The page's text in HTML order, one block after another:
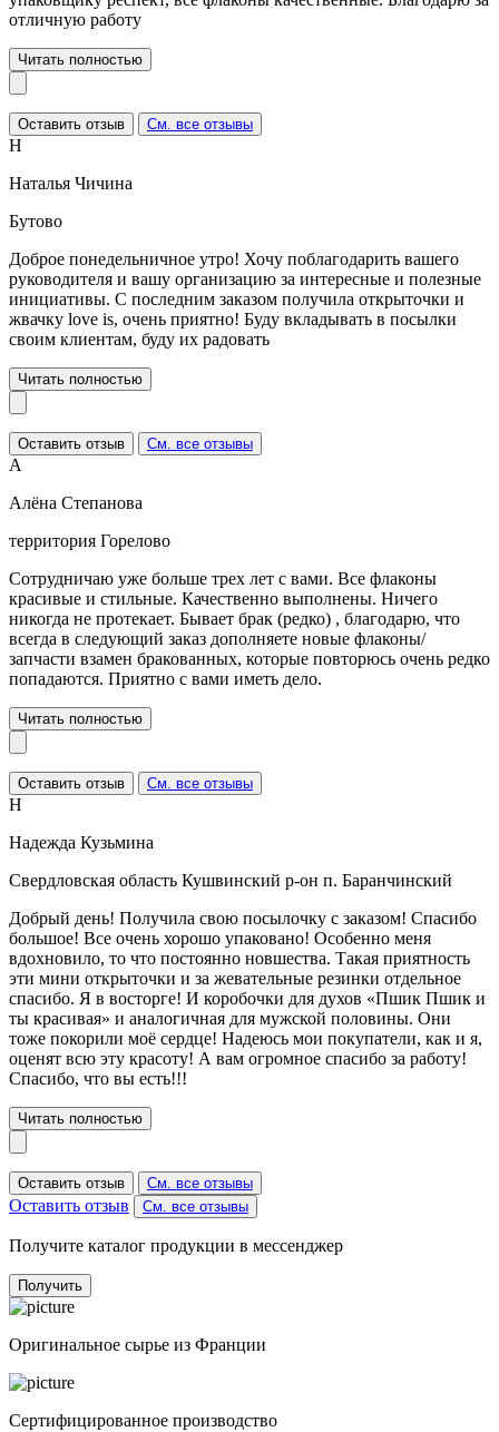
отличную работу
Читать полностью
Оставить отзыв См. все отзывы
Н
Наталья Чичина
Бутово
Доброе понедельничное утро! Хочу поблагодарить вашего
руководителя и вашу организацию за интересные и полезные
инициативы. С последним заказом получила открыточки и
жвачку love is, очень приятно! Буду вкладывать в посылки
своим клиентам, буду их радовать
Читать полностью
Оставить отзыв См. все отзывы
А
Алёна Степанова
территория Горелово
Сотрудничаю уже больше трех лет с вами. Все флаконы
красивые и стильные. Качественно выполнены. Ничего
никогда не протекает. Бывает брак (редко) , благодарю, что
всегда в следующий заказ дополняете новые флаконы/
запчасти взамен бракованных, которые повторюсь очень редко
попадаются. Приятно с вами иметь дело.
Читать полностью
Оставить отзыв См. все отзывы
Н
Надежда Кузьмина
Свердловская область Кушвинский р-он п. Баранчинский
Добрый день! Получила свою посылочку с заказом! Спасибо
большое! Все очень хорошо упаковано! Особенно меня
вдохновило, то что постоянно новшества. Такая приятность
эти мини открыточки и за жевательные резинки отдельное
спасибо. Я в восторге! И коробочки для духов «Пшик Пшик и
ты красивая» и аналогичная для мужской половины. Они
тоже покорили моё сердце! Надеюсь мои покупатели, как и я,
оценят всю эту красоту! А вам огромное спасибо за работу!
Спасибо, что вы есть!!!
Читать полностью
Оставить отзыв См. все отзывы
Оставить отзыв См. все отзывы
Получите каталог продукции в мессенджер
Получить
Оригинальное сырье из Франции
Сертифицированное производство